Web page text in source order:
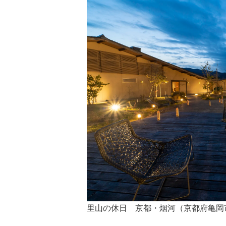
里山の休日 京都・烟河（京都府亀岡